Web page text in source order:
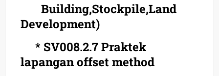
Building,Stockpile,Land
Development)
* SV008.2.7 Praktek
lapangan offset method